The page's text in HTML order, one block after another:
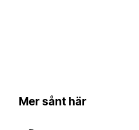
Mer sånt här